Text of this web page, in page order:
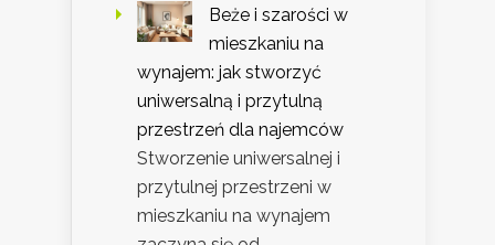
Beże i szarości w
mieszkaniu na
wynajem: jak stworzyć
uniwersalną i przytulną
przestrzeń dla najemców
Stworzenie uniwersalnej i
przytulnej przestrzeni w
mieszkaniu na wynajem